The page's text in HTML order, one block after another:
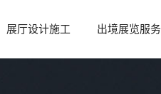
展厅设计施工 出境展览服务